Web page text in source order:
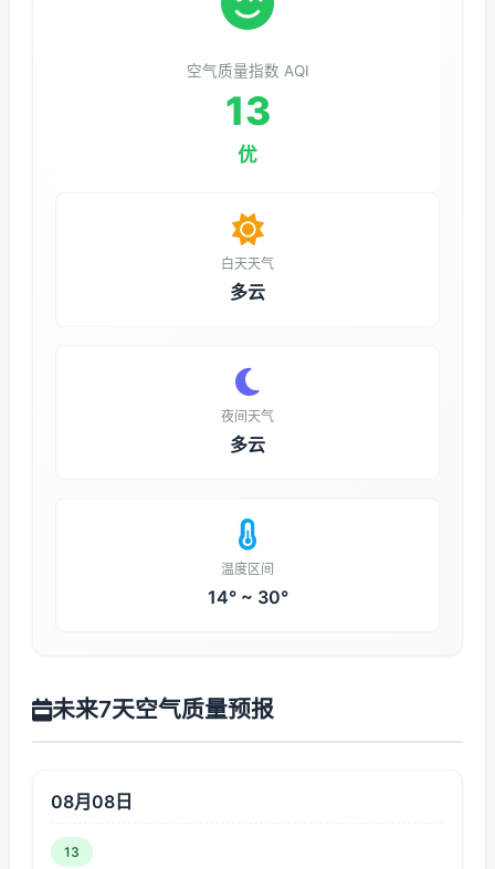
空气质量指数 AQI
13
优
白天天气
多云
夜间天气
多云
温度区间
14° ~ 30°
未来7天空气质量预报
08月08日
13